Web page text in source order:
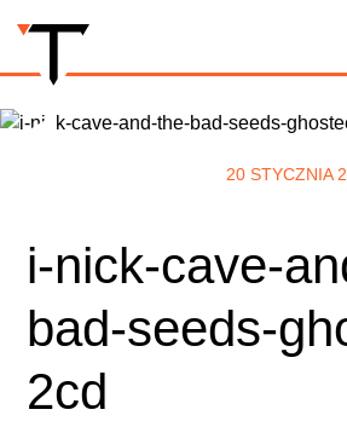
20 STYCZNIA
i-nick-cave-
bad-seeds-
2cd